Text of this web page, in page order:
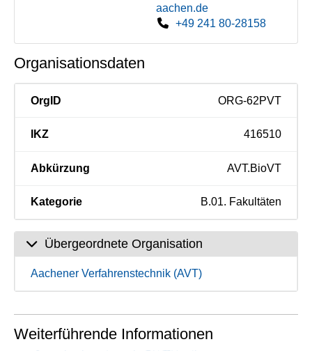
aachen.de
+49 241 80-28158
Organisationsdaten
OrgID ORG-62PVT
IKZ 416510
Abkürzung AVT.BioVT
Kategorie B.01. Fakultäten
Übergeordnete Organisation
Aachener Verfahrenstechnik (AVT)
Weiterführende Informationen